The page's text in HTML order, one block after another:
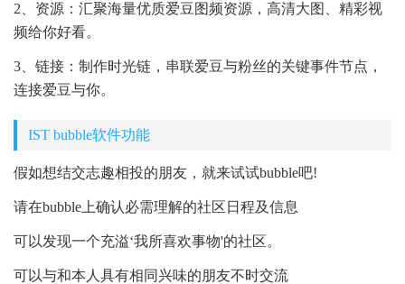
2、资源：汇聚海量优质爱豆图频资源，高清大图、精彩视
频给你好看。
3、链接：制作时光链，串联爱豆与粉丝的关键事件节点，
连接爱豆与你。
IST bubble软件功能
假如想结交志趣相投的朋友，就来试试bubble吧!
请在bubble上确认必需理解的社区日程及信息
可以发现一个充溢‘我所喜欢事物'的社区。
可以与和本人具有相同兴味的朋友不时交流